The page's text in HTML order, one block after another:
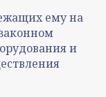
ему на
и